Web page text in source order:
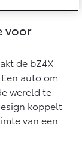
voor
de bZ4X
auto om
wereld te
koppelt
van een